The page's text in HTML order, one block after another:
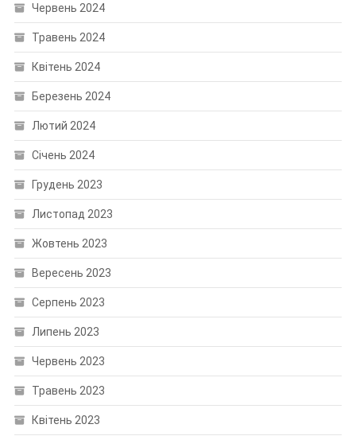
Червень 2024
Травень 2024
Квітень 2024
Березень 2024
Лютий 2024
Січень 2024
Грудень 2023
Листопад 2023
Жовтень 2023
Вересень 2023
Серпень 2023
Липень 2023
Червень 2023
Травень 2023
Квітень 2023